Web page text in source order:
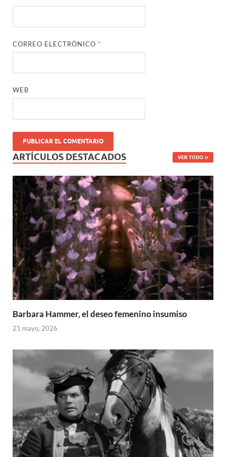
CORREO ELECTRÓNICO *
WEB
ARTÍCULOS DESTACADOS VER TODO
Barbara Hammer, el deseo femenino insumiso
21 mayo, 2026